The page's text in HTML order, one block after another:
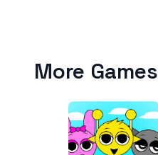
More Games